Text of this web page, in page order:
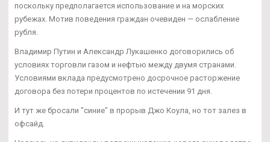
поскольку предполагается использование и на морских
рубежах. Мотив поведения граждан очевиден — ослабление
рубля.
Владимир Путин и Александр Лукашенко договорились об
условиях торговли газом и нефтью между двумя странами.
Условиями вклада предусмотрено досрочное расторжение
договора без потери процентов по истечении 91 дня.
И тут же бросали "синие" в прорыв Джо Коула, но тот залез в
офсайд.